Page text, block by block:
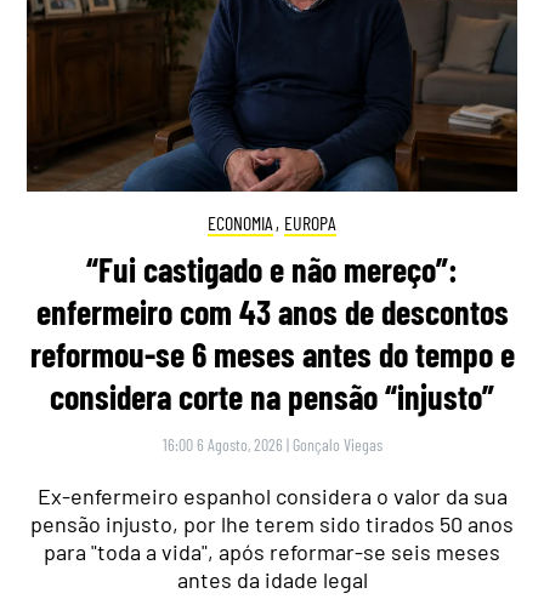
ECONOMIA , EUROPA
“Fui castigado e não mereço”:
enfermeiro com 43 anos de descontos
reformou-se 6 meses antes do tempo e
considera corte na pensão “injusto”
16:00 6 Agosto, 2026 | Gonçalo Viegas
Ex-enfermeiro espanhol considera o valor da sua
pensão injusto, por lhe terem sido tirados 50 anos
para "toda a vida", após reformar-se seis meses
antes da idade legal